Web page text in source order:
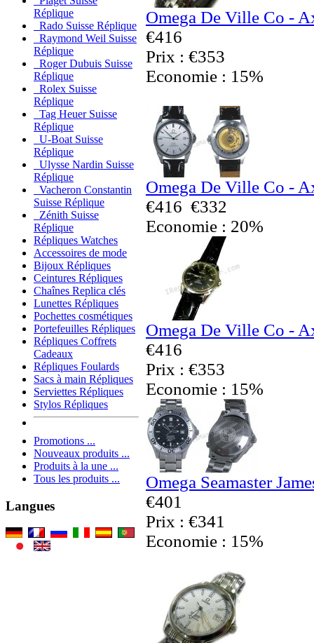
Réplique
Rado Suisse Réplique
Raymond Weil Suisse
Réplique
Roger Dubuis Suisse
Réplique
Rolex Suisse
Réplique
Tag Heuer Suisse
Réplique
U-Boat Suisse
Réplique
Ulysse Nardin Suisse
Réplique
Vacheron Constantin
Suisse Réplique
Zénith Suisse
Réplique
Répliques Watches
Accessoires de mode
Bijoux Répliques
Ceintures Répliques
Chaînes Replica clés
Lunettes Répliques
Pochettes cosmétiques
Portefeuilles Répliques
Répliques Coffrets
Cadeaux
Répliques Foulards
Sacs à main Répliques
Serviettes Répliques
Stylos Répliques
Promotions ...
Nouveaux produits ...
Produits à la une ...
Tous les produits ...
Langues
Omega De Ville Co -
€416
Prix : €353
Economie : 15%
Omega De Ville Co -
€416 €332
Economie : 20%
Omega De Ville Co -
€416
Prix : €353
Economie : 15%
Omega Seamaster
€401
Prix : €341
Economie : 15%